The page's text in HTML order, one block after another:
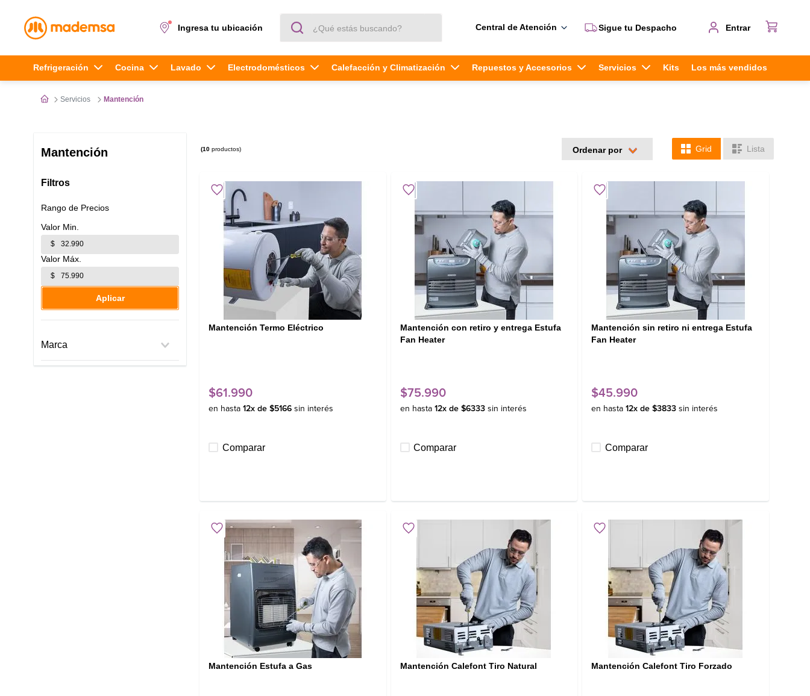
Ingresa tu ubicación
Términos más buscados
.
3. refrigerador
Central de Atención Sigue tu Despacho Entrar
Refrigeración Cocina Lavado Electrodomésticos Calefacción y Climatización Repuestos y Accesorios Servicios Kits Los más vendidos
Servicios Mantención
Mantención
Filtros
Marca
Electrolux
Rango de Precios
$
$
Aplicar
10 productos Grid Lista
Mantención Termo Eléctrico
$61 .990
en hasta 12x de $5166 sin interés
Comparar
Mantención con retiro y entrega Estufa
Fan Heater
$75.990
en hasta 12x de $6333 sin interés
Comparar
Mantención sin retiro ni entrega Estufa
Fan Heater
$45.990
en hasta 12x de $3833 sin interés
Comparar
Mantención Estufa a Gas Mantención Calefont Tiro Natural Mantención Calefont Tiro Forzado